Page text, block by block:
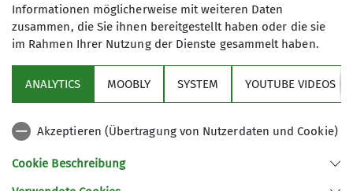
Sektion
Links
Informationen möglicherweise mit weiteren Daten
zusammen, die Sie ihnen bereitgestellt haben oder die sie
im Rahmen Ihrer Nutzung der Dienste gesammelt haben.
ANALYTICS MOOBLY SYSTEM YOUTUBE VIDEOS
Akzeptieren (Übertragung von Nutzerdaten und Cookie)
Cookie Beschreibung